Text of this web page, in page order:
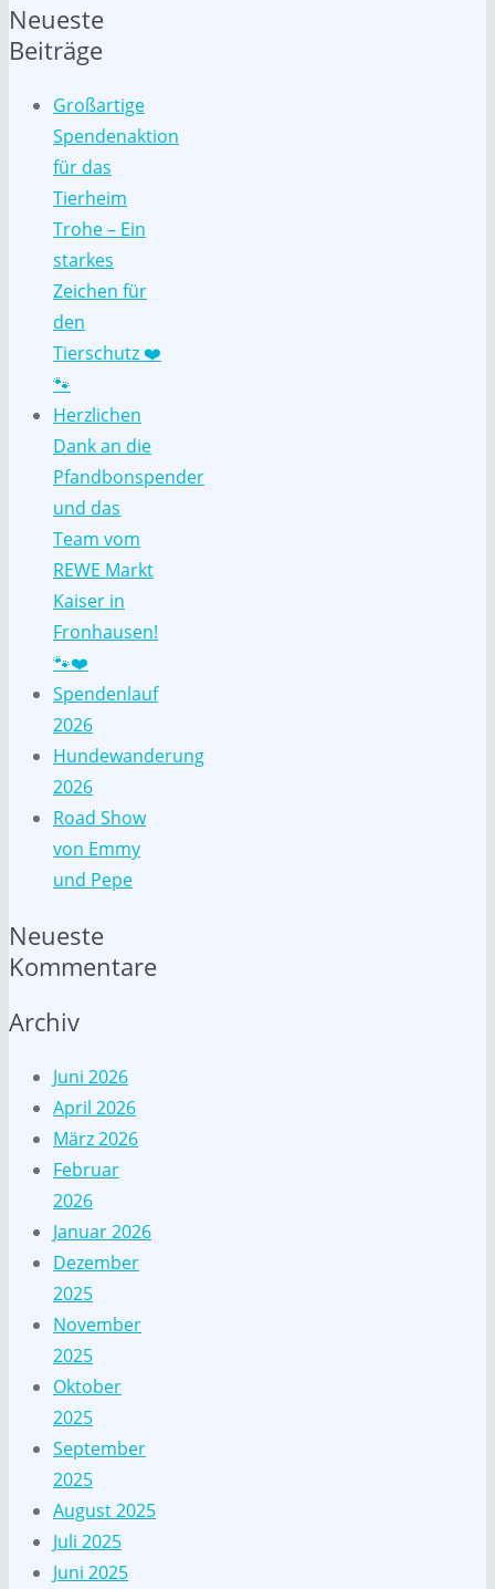
Neueste
Beiträge
Großartige
Spendenaktion
für das
Tierheim
Trohe – Ein
starkes
Zeichen für
den
Tierschutz ❤️
🐾
Herzlichen
Dank an die
Pfandbonspender
und das
Team vom
REWE Markt
Kaiser in
Fronhausen!
🐾❤️
Spendenlauf
2026
Hundewanderung
2026
Road Show
von Emmy
und Pepe
Neueste
Kommentare
Archiv
Juni 2026
April 2026
März 2026
Februar
2026
Januar 2026
Dezember
2025
November
2025
Oktober
2025
September
2025
August 2025
Juli 2025
Juni 2025